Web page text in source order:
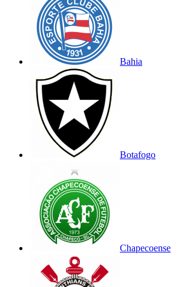
Bahia
Botafogo
Chapecoense